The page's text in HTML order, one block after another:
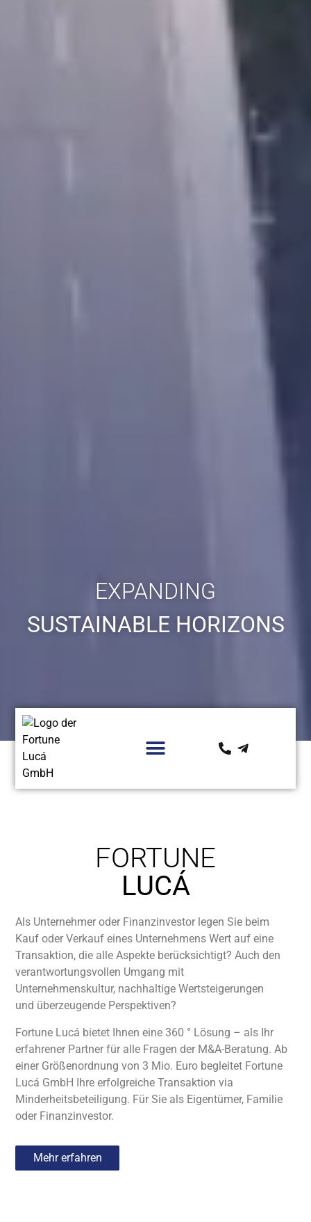
EXPANDING
SUSTAINABLE HORIZONS
FORTUNE
LUCÁ
Als Unternehmer oder Finanzinvestor legen Sie beim
Kauf oder Verkauf eines Unternehmens Wert auf eine
Transaktion, die alle Aspekte berücksichtigt? Auch den
verantwortungsvollen Umgang mit
Unternehmenskultur, nachhaltige Wertsteigerungen
und überzeugende Perspektiven?
Fortune Lucá bietet Ihnen eine 360 ° Lösung – als Ihr
erfahrener Partner für alle Fragen der M&A-Beratung. Ab
einer Größenordnung von 3 Mio. Euro begleitet Fortune
Lucá GmbH Ihre erfolgreiche Transaktion via
Minderheitsbeteiligung. Für Sie als Eigentümer, Familie
oder Finanzinvestor.
Mehr erfahren